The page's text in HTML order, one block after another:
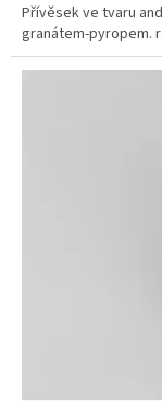
Přívěsek ve tvaru
granátem-pyropem.